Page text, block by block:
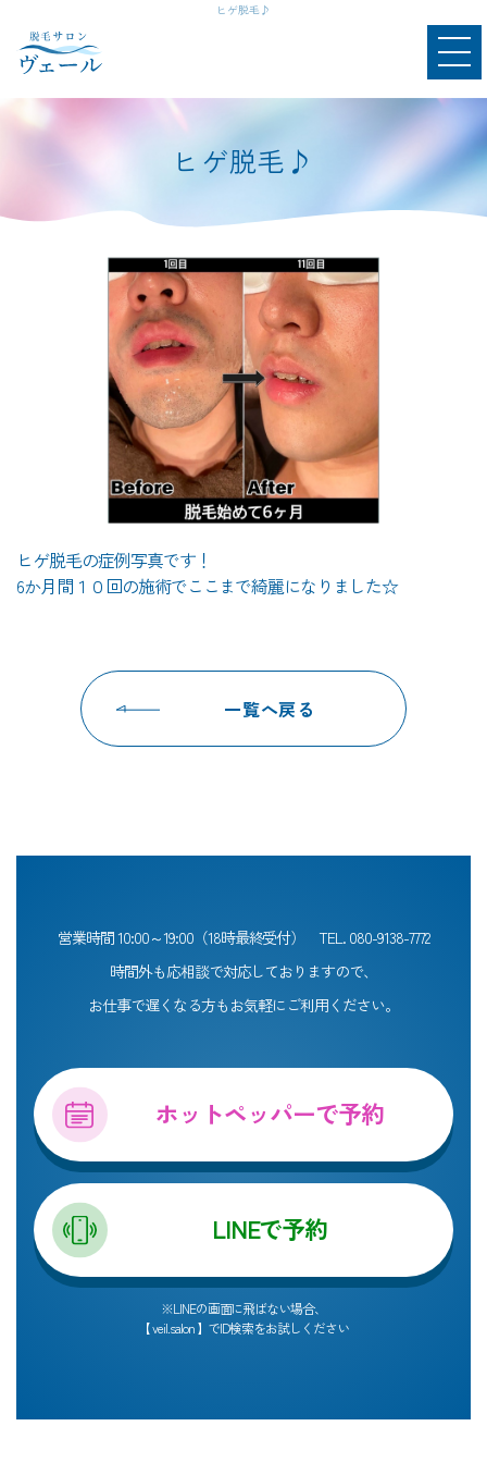
ヒゲ脱毛♪
ヒゲ脱毛♪
ヒゲ脱毛の症例写真です！
6か月間１０回の施術でここまで綺麗になりました☆
一覧へ戻る
営業時間 10:00～19:00（18時最終受付）TEL. 080-9138-7772
時間外も応相談で対応しておりますので、
お仕事で遅くなる方もお気軽にご利用ください。
ホットペッパーで予約
LINEで予約
※LINEの画面に飛ばない場合、
【 veil.salon 】でID検索をお試しください